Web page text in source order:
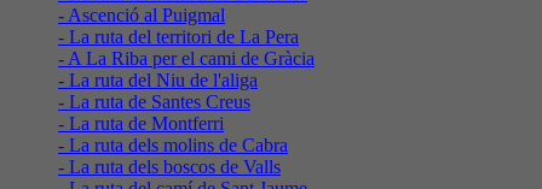
- Ascenció al Puigmal
- La ruta del territori de La Pera
- A La Riba per el cami de Gràcia
- La ruta del Niu de l'aliga
- La ruta de Santes Creus
- La ruta de Montferri
- La ruta dels molins de Cabra
- La ruta dels boscos de Valls